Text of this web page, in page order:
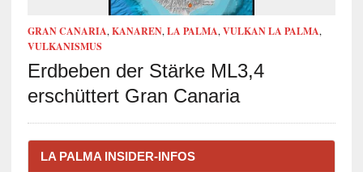
GRAN CANARIA, KANAREN, LA PALMA, VULKAN LA PALMA,
VULKANISMUS
Erdbeben der Stärke ML3,4
erschüttert Gran Canaria
LA PALMA INSIDER-INFOS